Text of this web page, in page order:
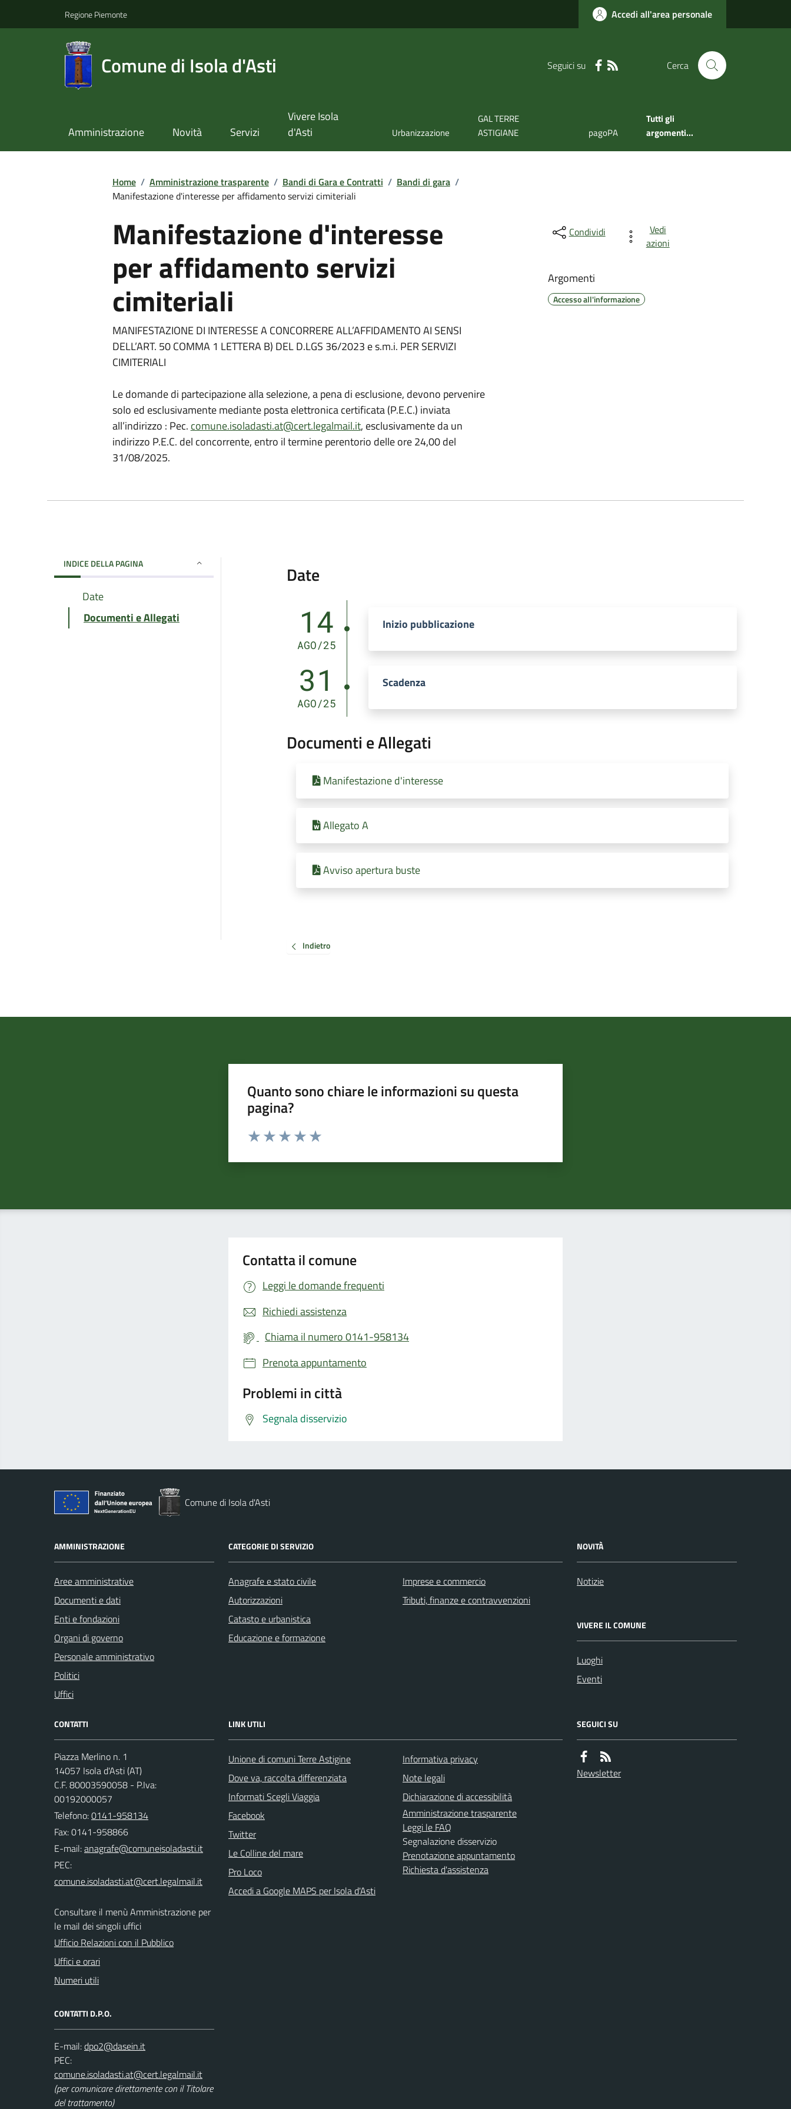
Regione Piemonte Accedi all'area personale
Comune di Isola d'Asti Seguici su Cerca
Amministrazione Novità Servizi
Vivere Isola
d'Asti
Urbanizzazione
GAL TERRE
ASTIGIANE
pagoPA
Tutti gli
argomenti...
Home / Amministrazione trasparente / Bandi di Gara e Contratti / Bandi di gara /
Manifestazione d'interesse per affidamento servizi cimiteriali
Manifestazione d'interesse
per affidamento servizi
cimiteriali
MANIFESTAZIONE DI INTERESSE A CONCORRERE ALL’AFFIDAMENTO AI SENSI
DELL’ART. 50 COMMA 1 LETTERA B) DEL D.LGS 36/2023 e s.m.i. PER SERVIZI
CIMITERIALI
Le domande di partecipazione alla selezione, a pena di esclusione, devono pervenire
solo ed esclusivamente mediante posta elettronica certificata (P.E.C.) inviata
all’indirizzo : Pec. comune.isoladasti.at@cert.legalmail.it, esclusivamente da un
indirizzo P.E.C. del concorrente, entro il termine perentorio delle ore 24,00 del
31/08/2025.
Condividi
Vedi
azioni
Argomenti
Accesso all'informazione
INDICE DELLA PAGINA
Date
Documenti e Allegati
Date
14
AGO/25
Inizio pubblicazione
31
AGO/25
Scadenza
Documenti e Allegati
Manifestazione d'interesse
Allegato A
Avviso apertura buste
Indietro
Quanto sono chiare le informazioni su questa
pagina?
Valuta da 1 a 5 stelle la pagina
Contatta il comune
Leggi le domande frequenti
Richiedi assistenza
Chiama il numero 0141-958134
Prenota appuntamento
Problemi in città
Segnala disservizio
Comune di Isola d'Asti
AMMINISTRAZIONE
Aree amministrative
Documenti e dati
Enti e fondazioni
Organi di governo
Personale amministrativo
Politici
Uffici
CATEGORIE DI SERVIZIO
Anagrafe e stato civile
Autorizzazioni
Catasto e urbanistica
Educazione e formazione
Imprese e commercio
Tributi, finanze e contravvenzioni
NOVITÀ
Notizie
VIVERE IL COMUNE
Luoghi
Eventi
CONTATTI
Piazza Merlino n. 1
14057 Isola d'Asti (AT)
C.F. 80003590058 - P.Iva:
00192000057
Telefono:0141-958134
Fax: 0141-958866
E-mail:
PEC:
Consultare il menù Amministrazione per
le mail dei singoli uffici
Ufficio Relazioni con il Pubblico
Uffici e orari
Numeri utili
CONTATTI D.P.O.
E-mail:
PEC:
(per comunicare direttamente con il Titolare
del trattamento)
LINK UTILI
Unione di comuni Terre Astigine
Dove va, raccolta differenziata
Informati Scegli Viaggia
Facebook
Twitter
Le Colline del mare
Pro Loco
Accedi a Google MAPS per Isola d'Asti
Informativa privacy
Note legali
Dichiarazione di accessibilità
Amministrazione trasparente
Leggi le FAQ
Segnalazione disservizio
Prenotazione appuntamento
Richiesta d'assistenza
SEGUICI SU
Newsletter